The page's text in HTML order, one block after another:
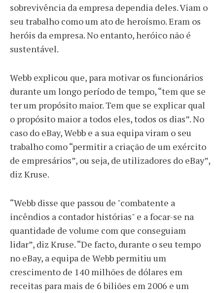
sobrevivência da empresa dependia deles. Viam o
seu trabalho como um ato de heroísmo. Eram os
heróis da empresa. No entanto, heróico não é
sustentável.
Webb explicou que, para motivar os funcionários
durante um longo período de tempo, “tem que se
ter um propósito maior. Tem que se explicar qual
o propósito maior a todos eles, todos os dias”. No
caso do eBay, Webb e a sua equipa viram o seu
trabalho como “permitir a criação de um exército
de empresários”, ou seja, de utilizadores do eBay”,
diz Kruse.
“Webb disse que passou de "combatente a
incêndios a contador histórias" e a focar-se na
quantidade de volume com que conseguiam
lidar”, diz Kruse. “De facto, durante o seu tempo
no eBay, a equipa de Webb permitiu um
crescimento de 140 milhões de dólares em
receitas para mais de 6 biliões em 2006 e um